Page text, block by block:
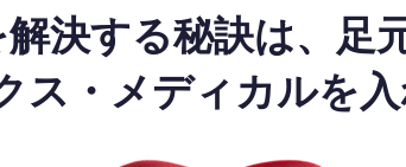
決する秘訣は、足
ス・メディカルを入